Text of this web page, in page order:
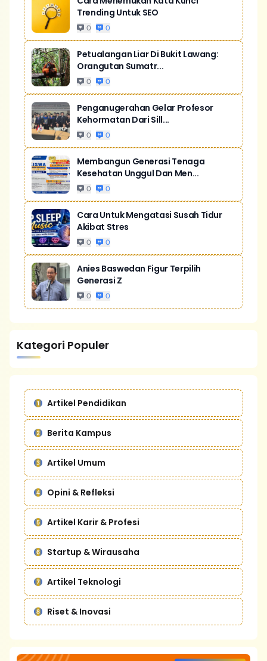
Trending Untuk SEO
0 0
Petualangan Liar Di Bukit Lawang:
Orangutan Sumatr...
0 0
Penganugerahan Gelar Profesor
Kehormatan Dari Sill...
0 0
Membangun Generasi Tenaga
Kesehatan Unggul Dan Men...
0 0
Cara Untuk Mengatasi Susah Tidur
Akibat Stres
0 0
Anies Baswedan Figur Terpilih
Generasi Z
0 0
Kategori Populer
Artikel Pendidikan
Berita Kampus
Artikel Umum
Opini & Refleksi
Artikel Karir & Profesi
Startup & Wirausaha
Artikel Teknologi
Riset & Inovasi